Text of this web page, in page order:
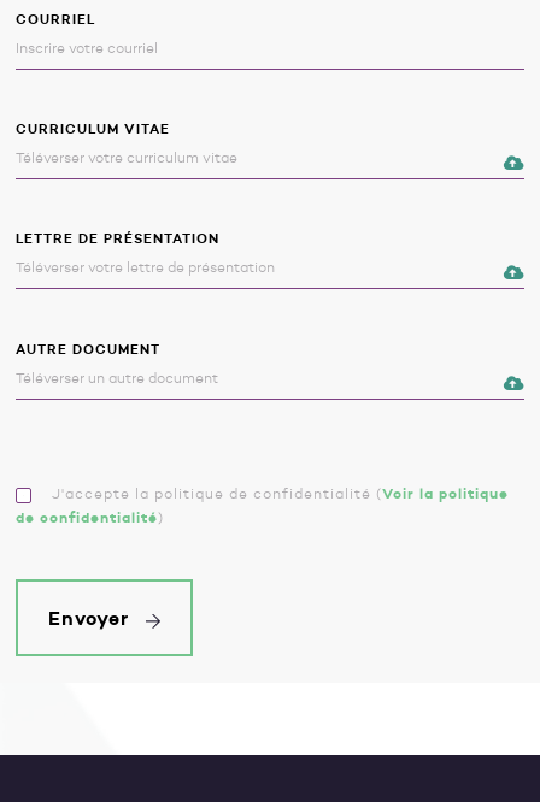
COURRIEL
CURRICULUM VITAE
LETTRE DE PRÉSENTATION
AUTRE DOCUMENT
J'accepte la politique de confidentialité (Voir la politique
de confidentialité)